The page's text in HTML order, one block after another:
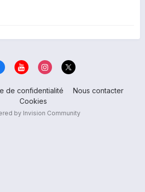
de confidentialité
Nous contacter
Cookies
by Invision Community